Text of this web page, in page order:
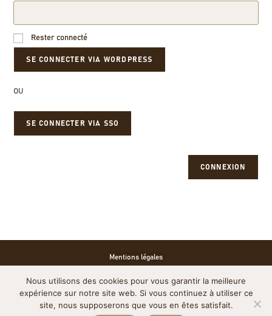
Rester connecté
OU
SE CONNECTER VIA SSO
CONNEXION
Mentions légales
Politique de cookies
Nous utilisons des cookies pour vous garantir la meilleure
expérience sur notre site web. Si vous continuez à utiliser ce
site, nous supposerons que vous en êtes satisfait.